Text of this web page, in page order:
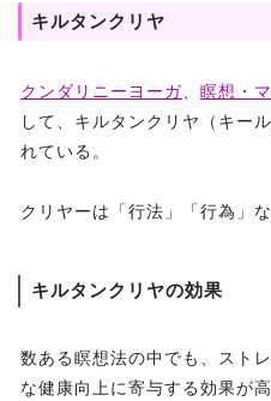
キルタンクリヤ
クンダリニーヨーガ、 瞑想・
して、キルタンクリヤ（キー
れている。
クリヤーは「行法」「行為」
キルタンクリヤの効果
数ある瞑想法の中でも、スト
な健康向上に寄与する効果が